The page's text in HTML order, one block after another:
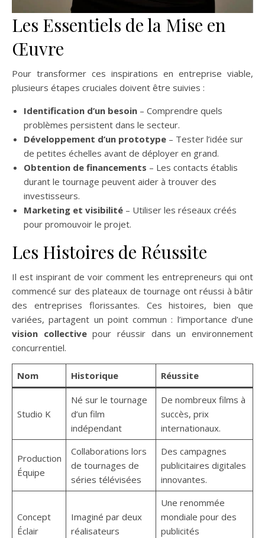
Les Essentiels de la Mise en
Œuvre
Pour transformer ces inspirations en entreprise viable,
plusieurs étapes cruciales doivent être suivies :
Identification d’un besoin – Comprendre quels
problèmes persistent dans le secteur.
Développement d’un prototype – Tester l’idée sur
de petites échelles avant de déployer en grand.
Obtention de financements – Les contacts établis
durant le tournage peuvent aider à trouver des
investisseurs.
Marketing et visibilité – Utiliser les réseaux créés
pour promouvoir le projet.
Les Histoires de Réussite
Il est inspirant de voir comment les entrepreneurs qui ont
commencé sur des plateaux de tournage ont réussi à bâtir
des entreprises florissantes. Ces histoires, bien que
variées, partagent un point commun : l’importance d’une
vision collectivepour réussir dans un environnement
concurrentiel.
Nom Historique Réussite
Studio K
Né sur le tournage
d’un film
indépendant
De nombreux films à
succès, prix
internationaux.
Production
Équipe
Collaborations lors
de tournages de
séries télévisées
Des campagnes
publicitaires digitales
innovantes.
Concept
Éclair
Imaginé par deux
réalisateurs
Une renommée
mondiale pour des
publicités